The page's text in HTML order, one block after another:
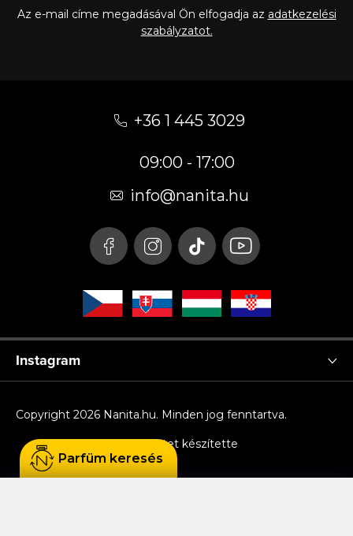
Az e-mail címe megadásával Ön elfogadja az adatkezelési
szabályzatot.
+36 1 445 3029
09:00 - 17:00
info@nanita.hu
Instagram
Shoptet készítette
Copyright 2026 Nanita.hu. Minden jog fenntartva.
Parfüm keresés